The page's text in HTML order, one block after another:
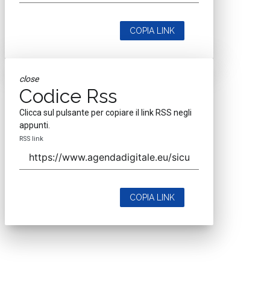
COPIA LINK
close
Codice Rss
Clicca sul pulsante per copiare il link RSS negli
appunti.
RSS link
COPIA LINK